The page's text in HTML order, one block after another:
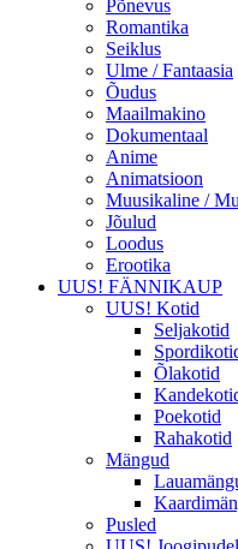
Põnevus
Romantika
Seiklus
Ulme / Fantaasia
Õudus
Maailmakino
Dokumentaal
Anime
Animatsioon
Muusikaline /
Jõulud
Loodus
Erootika
UUS! FÄNNIKAUP
UUS! Kotid
Seljakotid
Õlakotid
Poekotid
Rahakotid
Mängud
Pusled